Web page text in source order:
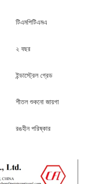
টিএমপিটিএমএ
২ বছর
ইন্ডাস্ট্রেল গ্রেড
শীতল শুকনো জায়গা
রঙহীন পরিষ্কার